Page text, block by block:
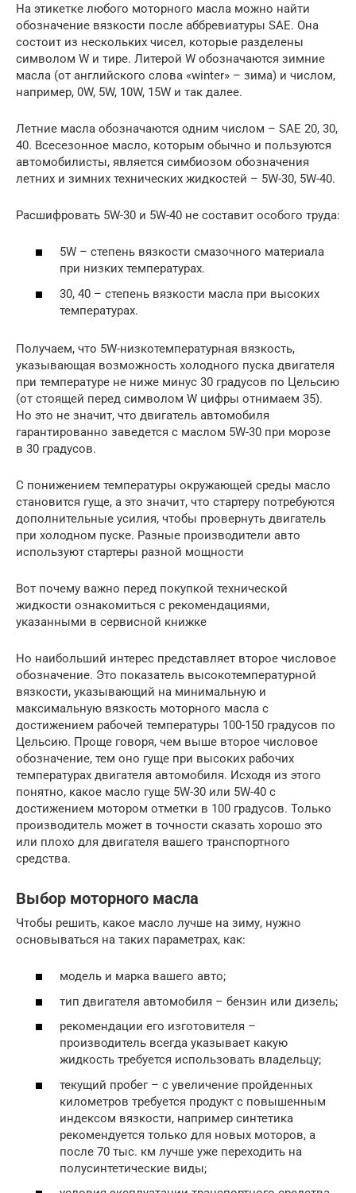
На этикетке любого моторного масла можно найти
обозначение вязкости после аббревиатуры SAE. Она
состоит из нескольких чисел, которые разделены
символом W и тире. Литерой W обозначаются зимние
масла (от английского слова «winter» – зима) и числом,
например, 0W, 5W, 10W, 15W и так далее.
Летние масла обозначаются одним числом – SAE 20, 30,
40. Всесезонное масло, которым обычно и пользуются
автомобилисты, является симбиозом обозначения
летних и зимних технических жидкостей – 5W-30, 5W-40.
Расшифровать 5W-30 и 5W-40 не составит особого труда:
5W – степень вязкости смазочного материала
при низких температурах.
30, 40 – степень вязкости масла при высоких
температурах.
Получаем, что 5W-низкотемпературная вязкость,
указывающая возможность холодного пуска двигателя
при температуре не ниже минус 30 градусов по Цельсию
(от стоящей перед символом W цифры отнимаем 35).
Но это не значит, что двигатель автомобиля
гарантированно заведется с маслом 5W-30 при морозе
в 30 градусов.
С понижением температуры окружающей среды масло
становится гуще, а это значит, что стартеру потребуются
дополнительные усилия, чтобы провернуть двигатель
при холодном пуске. Разные производители авто
используют стартеры разной мощности
Вот почему важно перед покупкой технической
жидкости ознакомиться с рекомендациями,
указанными в сервисной книжке
Но наибольший интерес представляет второе числовое
обозначение. Это показатель высокотемпературной
вязкости, указывающий на минимальную и
максимальную вязкость моторного масла с
достижением рабочей температуры 100-150 градусов по
Цельсию. Проще говоря, чем выше второе числовое
обозначение, тем оно гуще при высоких рабочих
температурах двигателя автомобиля. Исходя из этого
понятно, какое масло гуще 5W-30 или 5W-40 с
достижением мотором отметки в 100 градусов. Только
производитель может в точности сказать хорошо это
или плохо для двигателя вашего транспортного
средства.
Выбор моторного масла
Чтобы решить, какое масло лучше на зиму, нужно
основываться на таких параметрах, как:
модель и марка вашего авто;
тип двигателя автомобиля – бензин или дизель;
рекомендации его изготовителя –
производитель всегда указывает какую
жидкость требуется использовать владельцу;
текущий пробег – с увеличение пройденных
километров требуется продукт с повышенным
индексом вязкости, например синтетика
рекомендуется только для новых моторов, а
после 70 тыс. км лучше уже переходить на
полусинтетические виды;